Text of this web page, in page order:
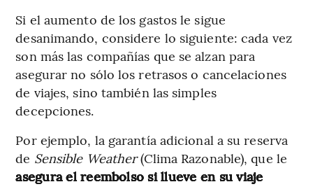
Si el aumento de los gastos le sigue
desanimando, considere lo siguiente: cada vez
son más las compañías que se alzan para
asegurar no sólo los retrasos o cancelaciones
de viajes, sino también las simples
decepciones.
Por ejemplo, la garantía adicional a su reserva
de Sensible Weather(Clima Razonable), que le
asegura el reembolso si llueve en su viaje